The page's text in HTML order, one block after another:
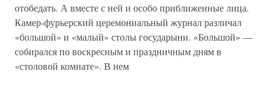
отобедать. А вместе с ней и особо приближенные лица.
Камер-фурьерский церемониальный журнал различал
«большой» и «малый» столы государыни. «Большой» —
собирался по воскресным и праздничным дням в
«столовой комнате». В нем